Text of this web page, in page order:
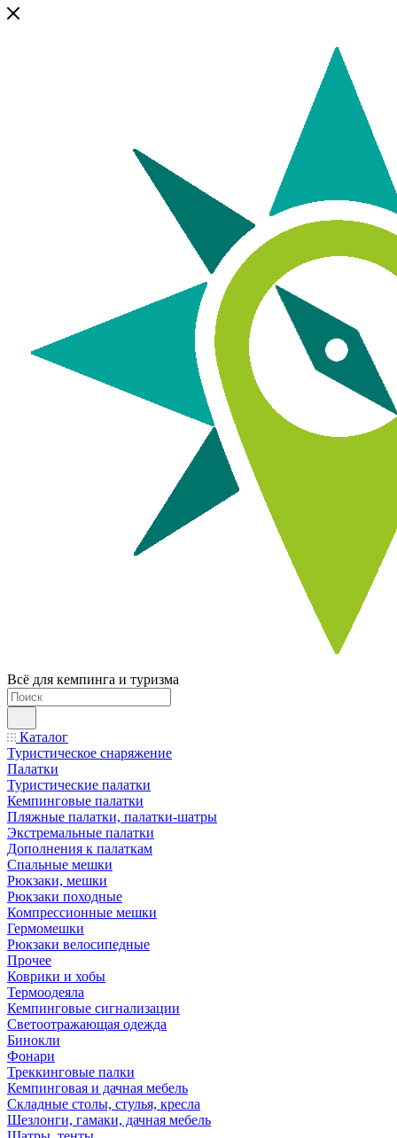
Всё для кемпинга и туризма
Каталог
Туристическое снаряжение
Палатки
Туристические палатки
Кемпинговые палатки
Пляжные палатки, палатки-шатры
Экстремальные палатки
Дополнения к палаткам
Спальные мешки
Рюкзаки, мешки
Рюкзаки походные
Компрессионные мешки
Гермомешки
Рюкзаки велосипедные
Прочее
Коврики и хобы
Термоодеяла
Кемпинговые сигнализации
Светоотражающая одежда
Бинокли
Фонари
Треккинговые палки
Кемпинговая и дачная мебель
Складные столы, стулья, кресла
Шезлонги, гамаки, дачная мебель